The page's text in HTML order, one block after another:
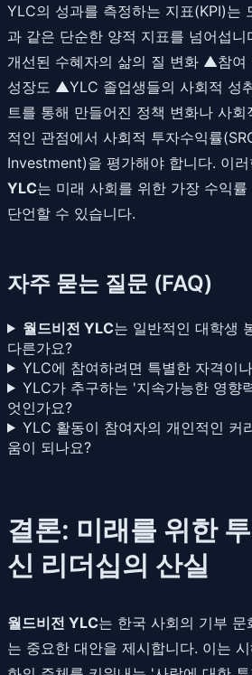
YLC의 성과를 측정하는 지표(KPI)는
과 같은 단순한 양적 지표를 넘어섭
개선된 수혜자의 삶의 질 변화 ▲참여
성장도 ▲YLC 졸업생들의 사회적 성
트를 통해 만들어진 정책 변화나 사
적인 관점에서 사회적 투자수익률
Investment)을 평가해야 합니다. 이
YLC는 미래 사회를 위한 가장 수익
단언할 수 있습니다.
자주 묻는 질문 (FAQ)
월드비전 YLC는 일반적인 대학생
다른가요?
YLC에 참여하려면 특별한 자격이
YLC가 추구하는 '지속가능한 영향
엇인가요?
YLC 활동이 참여자의 개인적인 커
움이 되나요?
결론: 미래를 위한
신 리더십의 산실
월드비전 YLC는 한국 사회의 기부
는 중요한 대안을 제시합니다. 이는